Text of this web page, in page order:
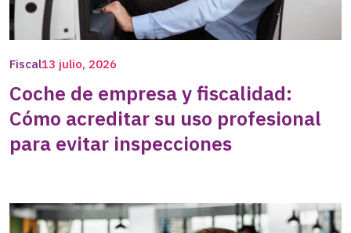
Fiscal13 julio, 2026
Coche de empresa y fiscalidad:
Cómo acreditar su uso profesional
para evitar inspecciones